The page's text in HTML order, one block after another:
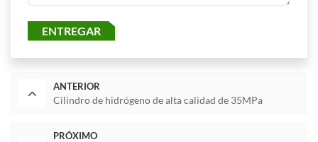
ENTREGAR
ANTERIOR
Cilindro de hidrógeno de alta calidad de 35MPa
PRÓXIMO